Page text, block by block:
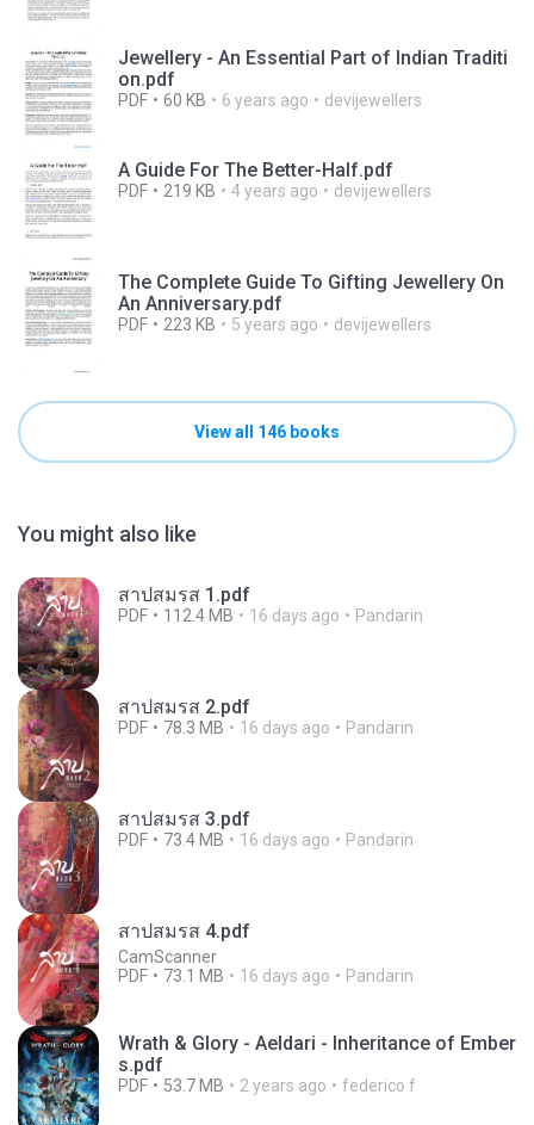
Jewellery - An Essential Part of Indian Traditi
on.pdf
PDF 60 KB 6 years ago devijewellers
A Guide For The Better-Half.pdf
PDF 219 KB 4 years ago devijewellers
The Complete Guide To Gifting Jewellery On
An Anniversary.pdf
PDF 223 KB 5 years ago devijewellers
View all 146 books
You might also like
สาปสมรส 1.pdf
PDF 112.4 MB 16 days ago Pandarin
สาปสมรส 2.pdf
PDF 78.3 MB 16 days ago Pandarin
สาปสมรส 3.pdf
PDF 73.4 MB 16 days ago Pandarin
สาปสมรส 4.pdf
CamScanner
PDF
73.1 MB 16 days ago Pandarin
Wrath & Glory - Aeldari - Inheritance of Ember
s.pdf
PDF 53.7 MB 2 years ago federico f